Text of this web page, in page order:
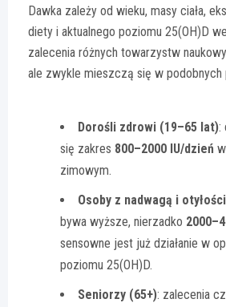
Dawka zależy od wieku, masy ciała,
diety i aktualnego poziomu 25(OH)D
zalecenia różnych towarzystw
ale zwykle mieszczą się w podobnych
Dorośli zdrowi (19–65 lat):
się zakres 800–2000 IU/dzień
zimowym.
Osoby z nadwagą i
bywa wyższe, nierzadko
sensowne jest już działanie w
poziomu 25(OH)D.
Seniorzy (65+): zalecenia